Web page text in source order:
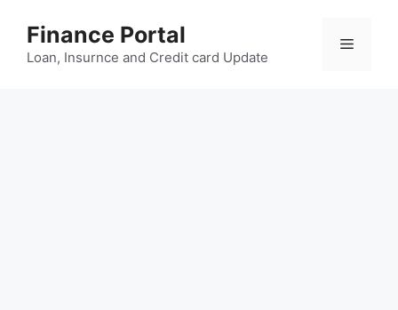
content
Finance Portal
Loan, Insurnce and Credit card Update
Menu